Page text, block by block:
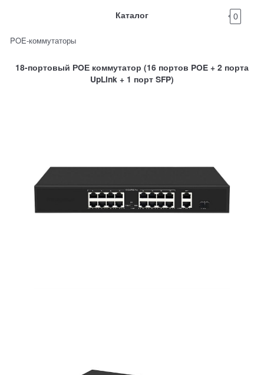
Каталог 0
POE-коммутаторы
18-портовый РOЕ коммутатор (16 портов POE + 2 порта
UpLink + 1 порт SFP)